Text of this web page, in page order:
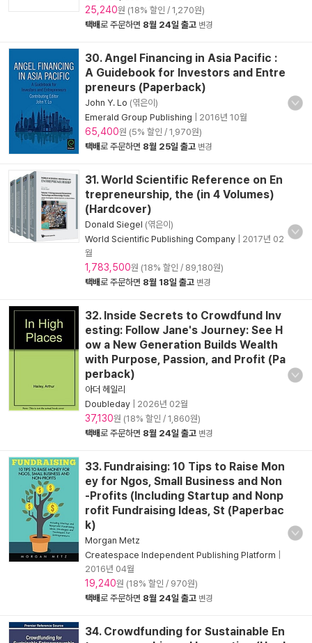
25,240원 (18% 할인 / 1,270원)
택배로 주문하면 8월 24일 출고 변경
30. Angel Financing in Asia Pacific :
A Guidebook for Investors and Entre
preneurs (Paperback)
John Y. Lo (엮은이)
Emerald Group Publishing
2016년 10월
65,400원 (5% 할인 / 1,970원)
택배로 주문하면 8월 25일 출고 변경
31. World Scientific Reference on En
trepreneurship, the (in 4 Volumes)
(Hardcover)
Donald Siegel (엮은이)
World Scientific Publishing Company
2017년 02
월
1,783,500원 (18% 할인 / 89,180원)
택배로 주문하면 8월 18일 출고 변경
32. Inside Secrets to Crowdfund Inv
esting: Follow Jane's Journey: See H
ow a New Generation Builds Wealth
with Purpose, Passion, and Profit (Pa
perback)
아더 헤일리
Doubleday
2026년 02월
37,130원 (18% 할인 / 1,860원)
택배로 주문하면 8월 24일 출고 변경
33. Fundraising: 10 Tips to Raise Mon
ey for Ngos, Small Business and Non
-Profits (Including Startup and Nonp
rofit Fundraising Ideas, St (Paperbac
k)
Morgan Metz
Createspace Independent Publishing Platform
2016년 04월
19,240원 (18% 할인 / 970원)
택배로 주문하면 8월 24일 출고 변경
34. Crowdfunding for Sustainable En